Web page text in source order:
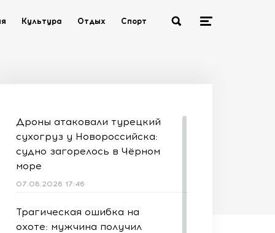
Культура Отдых Спорт
Дроны атаковали турецкий
сухогруз у Новороссийска:
судно загорелось в Чёрном
море
07.08.2026 17:46
Трагическая ошибка на
охоте: мужчина получил